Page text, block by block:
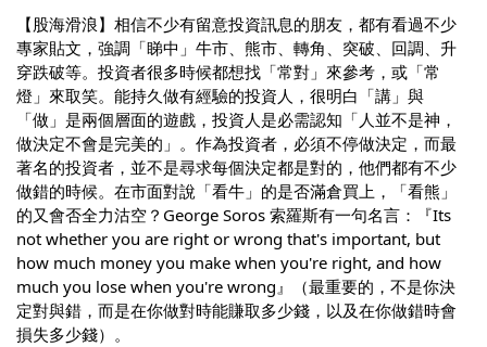
【股海滑浪】相信不少有留意投資訊息的朋友，都有看過不少
專家貼文，強調「睇中」牛市、熊市、轉角、突破、回調、升
穿跌破等。投資者很多時候都想找「常對」來參考，或「常
燈」來取笑。能持久做有經驗的投資人，很明白「講」與
「做」是兩個層面的遊戲，投資人是必需認知「人並不是神，
做決定不會是完美的」。作為投資者，必須不停做決定，而最
著名的投資者，並不是尋求每個決定都是對的，他們都有不少
做錯的時候。在市面對說「看牛」的是否滿倉買上，「看熊」
的又會否全力沽空？George Soros 索羅斯有一句名言：『Its
not whether you are right or wrong that's important, but
how much money you make when you're right, and how
much you lose when you're wrong』（最重要的，不是你決
定對與錯，而是在你做對時能賺取多少錢，以及在你做錯時會
損失多少錢）。